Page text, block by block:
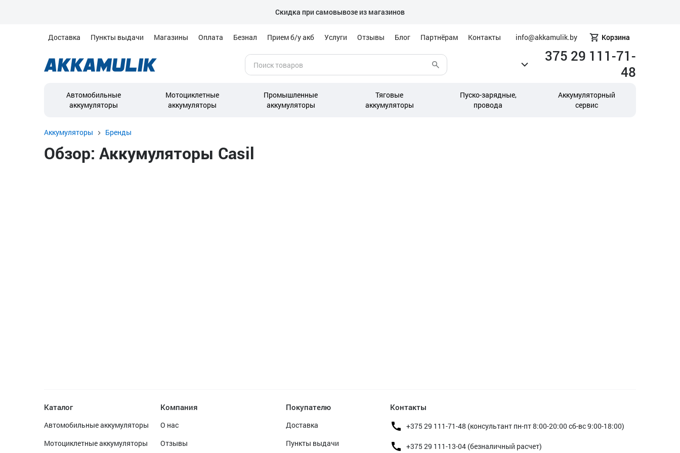
Скидка при самовывозе из магазинов
Доставка Пункты выдачи Магазины Оплата Безнал Прием б/у акб Услуги Отзывы Блог Партнёрам Контакты info@akkamulik.by Корзина
375 29 111-71-
48
Автомобильные
аккумуляторы
Мотоциклетные
аккумуляторы
Промышленные
аккумуляторы
Тяговые
аккумуляторы
Пуско-зарядные,
провода
Аккумуляторный
сервис
Аккумуляторы Бренды
Обзор: Аккумуляторы Casil
Каталог
Автомобильные аккумуляторы
Мотоциклетные аккумуляторы
Компания
О нас
Отзывы
Покупателю
Доставка
Пункты выдачи
Контакты
+375 29 111-71-48 (консультант пн-пт 8:00-20:00 сб-вс 9:00-18:00)
+375 29 111-13-04 (безналичный расчет)